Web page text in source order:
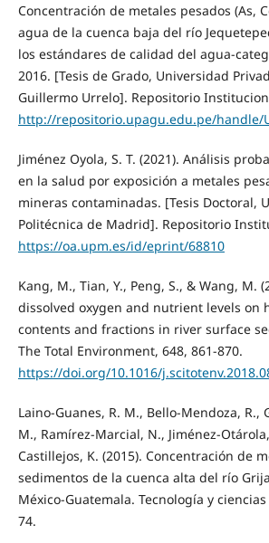
Concentración de metales pesados (As,
agua de la cuenca baja del río
los estándares de calidad del agua-
2016. [Tesis de Grado, Universidad
Guillermo Urrelo]. Repositorio
http://repositorio.upagu.edu.pe/handle/
Jiménez Oyola, S. T. (2021). Análisis
en la salud por exposición a metales
mineras contaminadas. [Tesis Doctoral,
Politécnica de Madrid]. Repositorio
https://oa.upm.es/id/eprint/68810
Kang, M., Tian, Y., Peng, S., & Wang, M.
dissolved oxygen and nutrient levels on
contents and fractions in river surface
The Total Environment, 648, 861-870.
https://doi.org/10.1016/
Laino-Guanes, R. M., Bello-Mendoza, R.,
M., Ramírez-Marcial, N., Jiménez-
Castillejos, K. (2015). Concentración de
sedimentos de la cuenca alta del río
México-Guatemala. Tecnología y
74.